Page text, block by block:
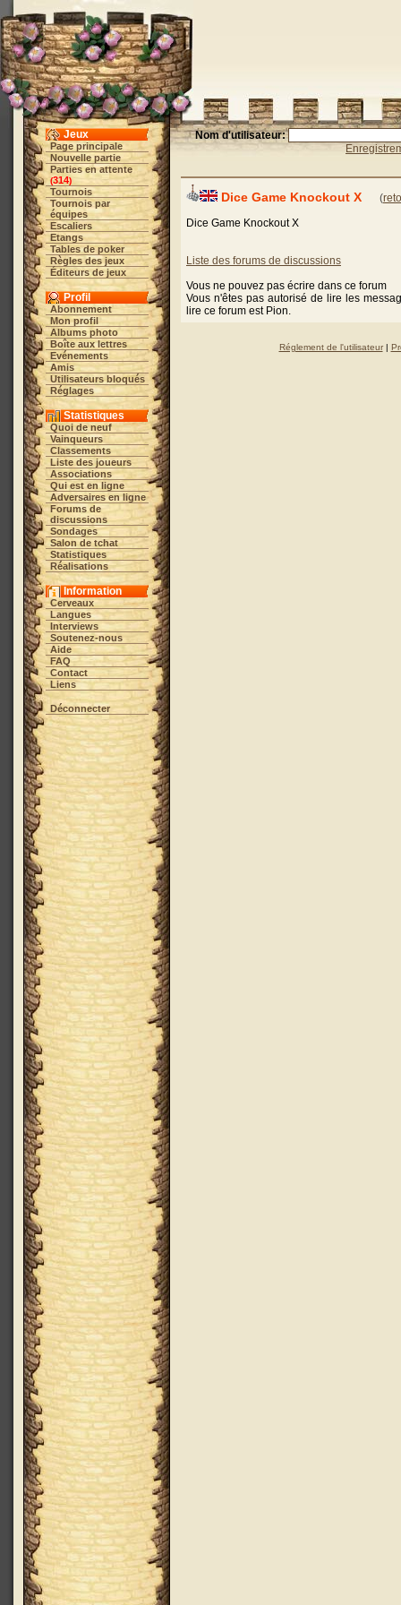
Jeux
Page principale
Nouvelle partie
Parties en attente
(314)
Tournois
Tournois par
équipes
Escaliers
Etangs
Tables de poker
Règles des jeux
Éditeurs de jeux
Profil
Abonnement
Mon profil
Albums photo
Boîte aux lettres
Evénements
Amis
Utilisateurs bloqués
Réglages
Statistiques
Quoi de neuf
Vainqueurs
Classements
Liste des joueurs
Associations
Qui est en ligne
Adversaires en ligne
Forums de
discussions
Sondages
Salon de tchat
Statistiques
Réalisations
Information
Cerveaux
Langues
Interviews
Soutenez-nous
Aide
FAQ
Contact
Liens
Déconnecter
Nom d'utilisateur:
Dice Game Knockout X (
Dice Game Knockout X
Liste des forums de discussions
Vous ne pouvez pas écrire dans ce forum
Vous n'êtes pas autorisé de lire les
lire ce forum est Pion.
Réglement de l'utilisateur|